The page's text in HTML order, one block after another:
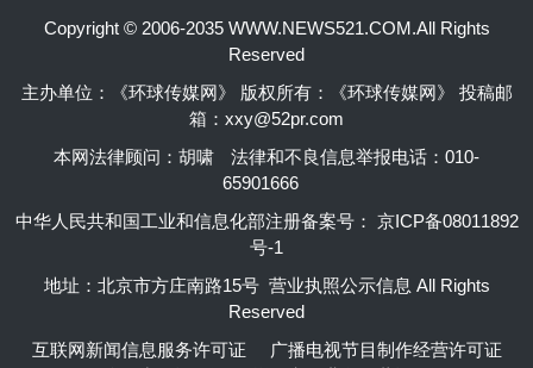
Copyright © 2006-2035 WWW.NEWS521.COM.All Rights
Reserved
主办单位：《环球传媒网》 版权所有：《环球传媒网》 投稿邮
箱：xxy@52pr.com
本网法律顾问：胡啸
法律和不良信息举报电话：010-
65901666
中华人民共和国工业和信息化部注册备案号： 京ICP备08011892
号-1
地址：北京市方庄南路15号 营业执照公示信息 All Rights
Reserved
互联网新闻信息服务许可证
广播电视节目制作经营许可证